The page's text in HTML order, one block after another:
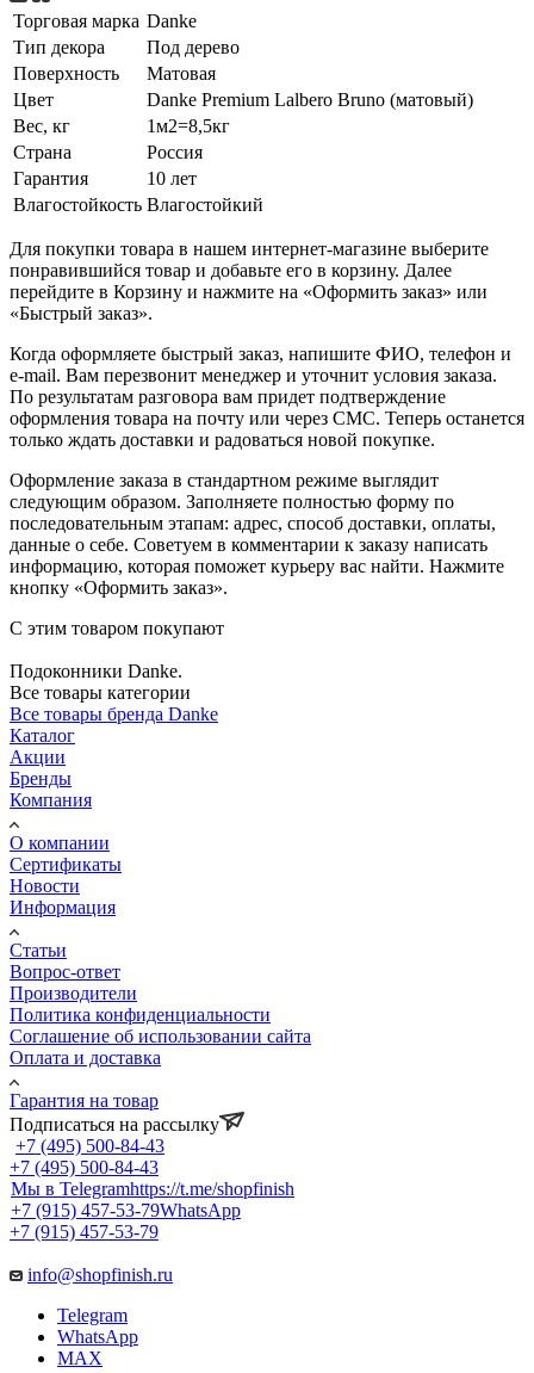
Торговая марка Danke
Тип декора
Под дерево
Поверхность
Матовая
Цвет
Danke Premium Lalbero Bruno (матовый)
Вес, кг
1м2=8,5кг
Страна
Россия
Гарантия
10 лет
Влагостойкость Влагостойкий
Для покупки товара в нашем интернет-магазине выберите
понравившийся товар и добавьте его в корзину. Далее
перейдите в Корзину и нажмите на «Оформить заказ» или
«Быстрый заказ».
Когда оформляете быстрый заказ, напишите ФИО, телефон и
e-mail. Вам перезвонит менеджер и уточнит условия заказа.
По результатам разговора вам придет подтверждение
оформления товара на почту или через СМС. Теперь останется
только ждать доставки и радоваться новой покупке.
Оформление заказа в стандартном режиме выглядит
следующим образом. Заполняете полностью форму по
последовательным этапам: адрес, способ доставки, оплаты,
данные о себе. Советуем в комментарии к заказу написать
информацию, которая поможет курьеру вас найти. Нажмите
кнопку «Оформить заказ».
С этим товаром покупают
Подоконники Danke.
Все товары категории
Все товары бренда Danke
Каталог
Акции
Бренды
Компания
О компании
Сертификаты
Новости
Информация
Статьи
Вопрос-ответ
Производители
Политика конфиденциальности
Соглашение об использовании сайта
Оплата и доставка
Гарантия на товар
Подписаться на рассылку
+7 (495) 500-84-43
+7 (495) 500-84-43
Мы в Telegramhttps://t.me/shopfinish
+7 (915) 457-53-79WhatsApp
+7 (915) 457-53-79
info@shopfinish.ru
Telegram
WhatsApp
MAX